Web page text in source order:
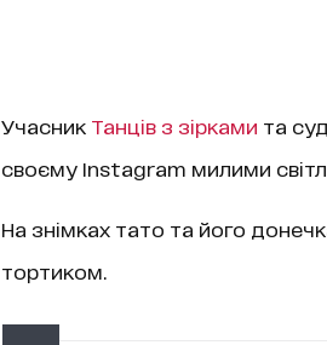
Учасник Танців з зірками та
своєму Instagram милими
На знімках тато та його
тортиком.